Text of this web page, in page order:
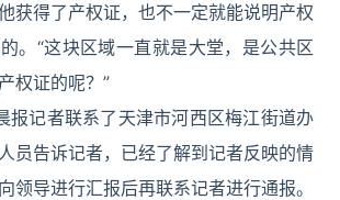
获得了产权证，也不一定就能说明产权
。“这块区域一直就是大堂，是公共区
权证的呢？”
报记者联系了天津市河西区梅江街道办
员告诉记者，已经了解到记者反映的情
领导进行汇报后再联系记者进行通报。